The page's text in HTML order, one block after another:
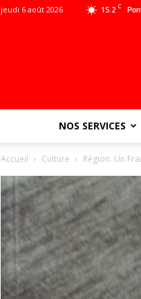
15.2 C
jeudi 6 août 2026
NOS SERVICES
Accueil Culture Région. Un